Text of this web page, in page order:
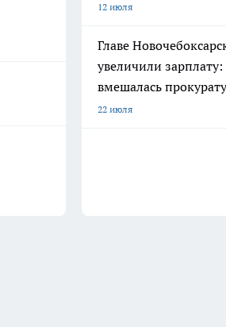
12 июля
Главе
увеличили зарплату:
вмешалась
22 июля